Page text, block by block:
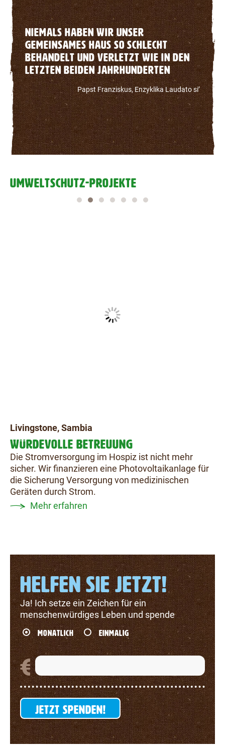
Niemals haben wir unser
gemeinsames Haus so schlecht
behandelt und verletzt wie in den
letzten beiden Jahrhunderten
Papst Franziskus, Enzyklika Laudato si’
UMWELTSCHUTZ-PROJEKTE
Livingstone, Sambia
WÜRDEVOLLE BETREUUNG
Die Stromversorgung im Hospiz ist nicht mehr
sicher. Wir finanzieren eine Photovoltaikanlage für
die Sicherung Versorgung von medizinischen
Geräten durch Strom.
Mehr erfahren
HELFEN SIE JETZT!
Ja! Ich setze ein Zeichen für ein
menschenwürdiges Leben und spende
MONATLICH EINMALIG
JETZT SPENDEN!